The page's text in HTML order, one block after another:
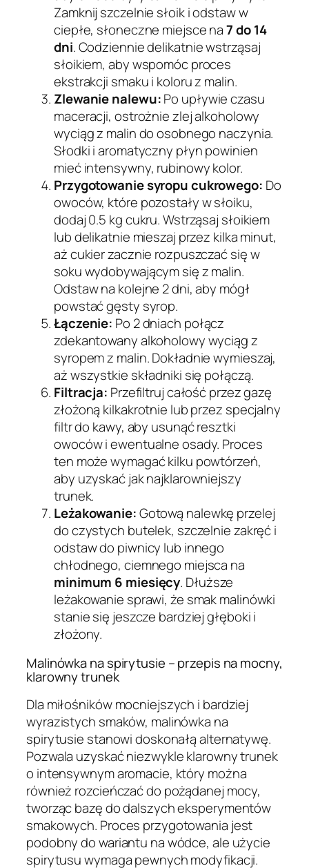
Zamknij szczelnie słoik i odstaw w
ciepłe, słoneczne miejsce na7 do 14
dni. Codziennie delikatnie wstrząsaj
słoikiem, aby wspomóc proces
ekstrakcji smaku i koloru z malin.
Zlewanie nalewu:Po upływie czasu
maceracji, ostrożnie zlej alkoholowy
wyciąg z malin do osobnego naczynia.
Słodki i aromatyczny płyn powinien
mieć intensywny, rubinowy kolor.
Przygotowanie syropu cukrowego: Do
owoców, które pozostały w słoiku,
dodaj 0.5 kg cukru. Wstrząsaj słoikiem
lub delikatnie mieszaj przez kilka minut,
aż cukier zacznie rozpuszczać się w
soku wydobywającym się z malin.
Odstaw na kolejne 2 dni, aby mógł
powstać gęsty syrop.
Łączenie: Po 2 dniach połącz
zdekantowany alkoholowy wyciąg z
syropem z malin. Dokładnie wymieszaj,
aż wszystkie składniki się połączą.
Filtracja: Przefiltruj całość przez gazę
złożoną kilkakrotnie lub przez specjalny
filtr do kawy, aby usunąć resztki
owoców i ewentualne osady. Proces
ten może wymagać kilku powtórzeń,
aby uzyskać jak najklarowniejszy
trunek.
Leżakowanie:Gotową nalewkę przelej
do czystych butelek, szczelnie zakręć i
odstaw do piwnicy lub innego
chłodnego, ciemnego miejsca na
minimum 6 miesięcy. Dłuższe
leżakowanie sprawi, że smak malinówki
stanie się jeszcze bardziej głęboki i
złożony.
Malinówka na spirytusie – przepis na mocny,
klarowny trunek
Dla miłośników mocniejszych i bardziej
wyrazistych smaków, malinówka na
spirytusie stanowi doskonałą alternatywę.
Pozwala uzyskać niezwykle klarowny trunek
o intensywnym aromacie, który można
również rozcieńczać do pożądanej mocy,
tworząc bazę do dalszych eksperymentów
smakowych. Proces przygotowania jest
podobny do wariantu na wódce, ale użycie
spirytusu wymaga pewnych modyfikacji.